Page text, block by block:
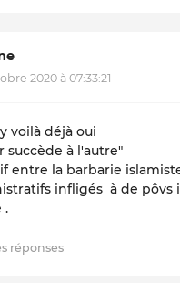
2020 à 07:33:21
voilà déjà oui
succède à l'autre"
entre la barbarie
infligés à de pôvs
.